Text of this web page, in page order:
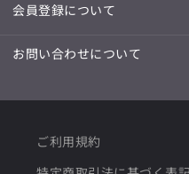
会員登録について
お問い合わせについて
ご利用規約